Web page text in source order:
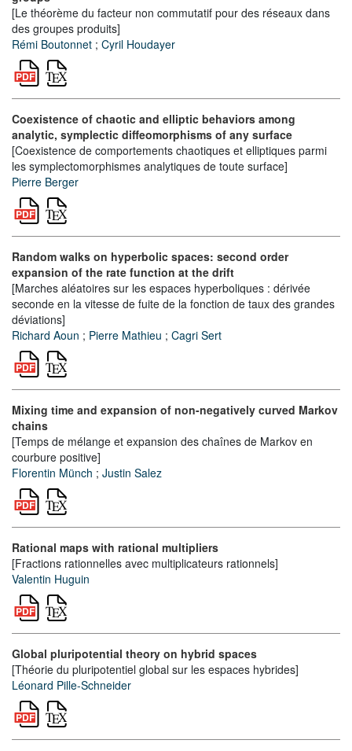
[Le théorème du facteur non commutatif pour des réseaux dans
des groupes produits]
Rémi Boutonnet ; Cyril Houdayer
Coexistence of chaotic and elliptic behaviors among
analytic, symplectic diffeomorphisms of any surface
[Coexistence de comportements chaotiques et elliptiques parmi
les symplectomorphismes analytiques de toute surface]
Pierre Berger
Random walks on hyperbolic spaces: second order
expansion of the rate function at the drift
[Marches aléatoires sur les espaces hyperboliques : dérivée
seconde en la vitesse de fuite de la fonction de taux des grandes
déviations]
Richard Aoun ; Pierre Mathieu ; Cagri Sert
Mixing time and expansion of non-negatively curved Markov
chains
[Temps de mélange et expansion des chaînes de Markov en
courbure positive]
Florentin Münch ; Justin Salez
Rational maps with rational multipliers
[Fractions rationnelles avec multiplicateurs rationnels]
Valentin Huguin
Global pluripotential theory on hybrid spaces
[Théorie du pluripotentiel global sur les espaces hybrides]
Léonard Pille-Schneider